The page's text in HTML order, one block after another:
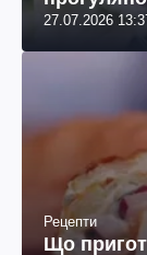
27.07.2026
Рецепти
Що